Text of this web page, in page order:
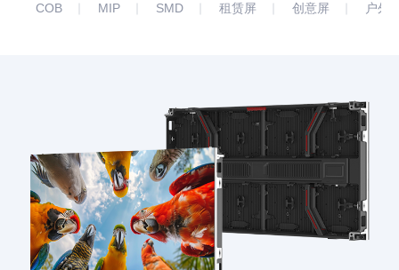
COB MIP SMD 租赁屏 创意屏 户外